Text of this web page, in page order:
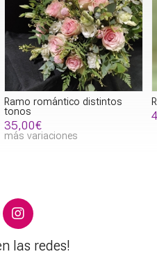
Ramo romántico distintos
tonos
35,00€
más variaciones
las redes!